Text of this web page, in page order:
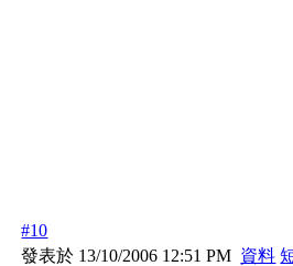
#10
發表於 13/10/2006 12:51 PM 資料